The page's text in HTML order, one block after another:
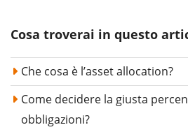
Cosa troverai in questo
Che cosa è l’asset allocation?
Come decidere la giusta
obbligazioni?